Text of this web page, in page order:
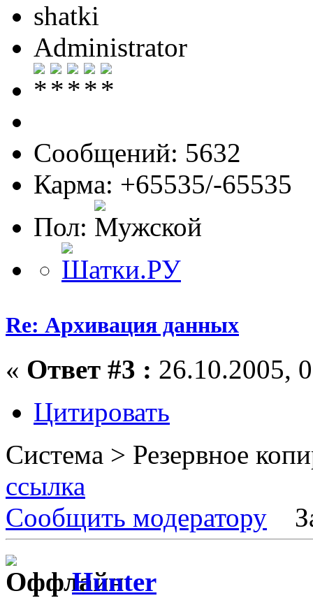
shatki
Administrator
Сообщений: 5632
Карма: +65535/-65535
Пол:
Re: Архивация данных
« Ответ #3 : 26.10.2005,
Цитировать
Система > Резервное
ссылка
Сообщить модератору
Hunter